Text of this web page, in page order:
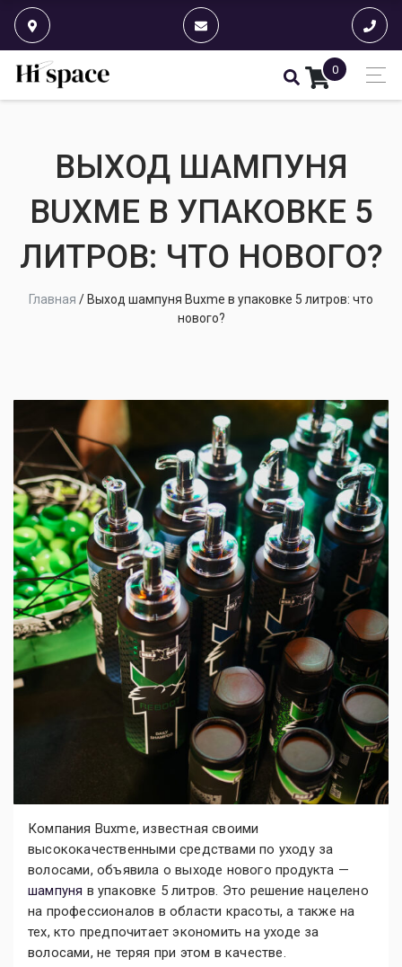
0
ВЫХОД ШАМПУНЯ
BUXME В УПАКОВКЕ 5
ЛИТРОВ: ЧТО НОВОГО?
Главная / Выход шампуня Buxme в упаковке 5 литров: что
нового?
Компания Buxme, известная своими
высококачественными средствами по уходу за
волосами, объявила о выходе нового продукта —
шампуня в упаковке 5 литров. Это решение нацелено
на профессионалов в области красоты, а также на
тех, кто предпочитает экономить на уходе за
волосами, не теряя при этом в качестве.